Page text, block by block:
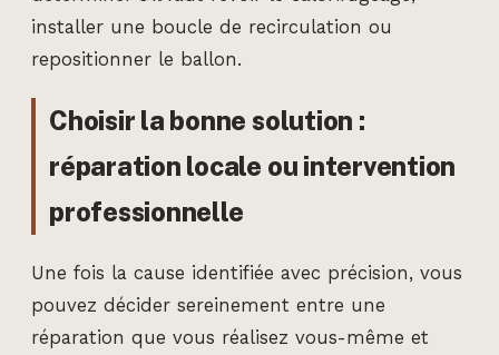
installer une boucle de recirculation ou
repositionner le ballon.
Choisir la bonne solution :
réparation locale ou intervention
professionnelle
Une fois la cause identifiée avec précision, vous
pouvez décider sereinement entre une
réparation que vous réalisez vous-même et